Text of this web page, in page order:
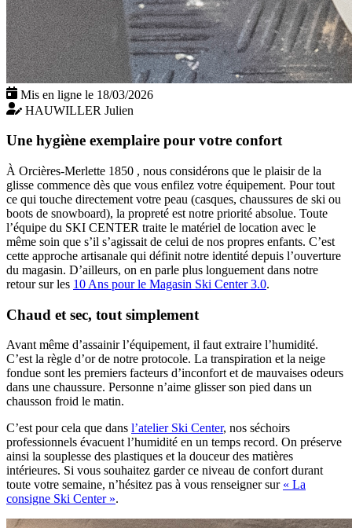
Mis en ligne le 18/03/2026
HAUWILLER Julien
Une hygiène exemplaire pour votre confort
À Orcières-Merlette 1850 , nous considérons que le plaisir de la
glisse commence dès que vous enfilez votre équipement. Pour tout
ce qui touche directement votre peau (casques, chaussures de ski ou
boots de snowboard), la propreté est notre priorité absolue. Toute
l’équipe du SKI CENTER traite le matériel de location avec le
même soin que s’il s’agissait de celui de nos propres enfants. C’est
cette approche artisanale qui définit notre identité depuis l’ouverture
du magasin. D’ailleurs, on en parle plus longuement dans notre
retour sur les 10 Ans pour le Magasin Ski Center 3.0.
Chaud et sec, tout simplement
Avant même d’assainir l’équipement, il faut extraire l’humidité.
C’est la règle d’or de notre protocole. La transpiration et la neige
fondue sont les premiers facteurs d’inconfort et de mauvaises odeurs
dans une chaussure. Personne n’aime glisser son pied dans un
chausson froid le matin.
C’est pour cela que dans l’atelier Ski Center, nos séchoirs
professionnels évacuent l’humidité en un temps record. On préserve
ainsi la souplesse des plastiques et la douceur des matières
intérieures. Si vous souhaitez garder ce niveau de confort durant
toute votre semaine, n’hésitez pas à vous renseigner sur « La
consigne Ski Center ».